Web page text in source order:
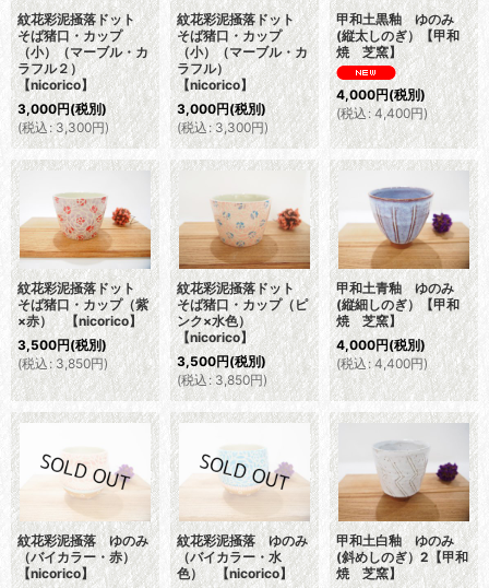
紋花彩泥掻落ドット
そば猪口・カップ
（小）（マーブル・カ
ラフル２）
【nicorico】
3,000円(税別)
(税込 : 3,300円)
紋花彩泥掻落ドット
そば猪口・カップ
（小）（マーブル・カ
ラフル）
【nicorico】
3,000円(税別)
(税込: 3,300円)
甲和土黒釉 ゆのみ
(縦太しのぎ）【甲和
焼 芝窯】
4,000円(税別)
(税込: 4,400円)
紋花彩泥掻落ドット
そば猪口・カップ（紫
×赤） 【nicorico】
3,500円(税別)
(税込: 3,850円)
紋花彩泥掻落ドット
そば猪口・カップ（ピ
ンク×水色）
【nicorico】
3,500円(税別)
(税込 : 3,850円)
甲和土青釉 ゆのみ
(縦細しのぎ）【甲和
焼 芝窯】
4,000円(税別)
(税込: 4,400円)
紋花彩泥掻落 ゆのみ
（バイカラー・赤）
【nicorico】
紋花彩泥掻落 ゆのみ
（バイカラー・水
色） 【nicorico】
甲和土白釉 ゆのみ
(斜めしのぎ）2【甲和
焼 芝窯】